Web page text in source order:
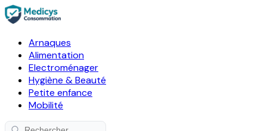
Arnaques
Alimentation
Electroménager
Hygiène & Beauté
Petite enfance
Mobilité